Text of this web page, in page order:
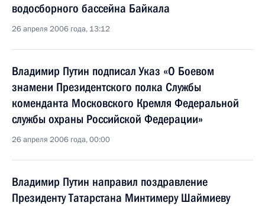
водосборного бассейна Байкала
26 апреля 2006 года, 13:12
Владимир Путин подписал Указ «О Боевом
знамени Президентского полка Службы
коменданта Московского Кремля Федеральной
службы охраны Российской Федерации»
26 апреля 2006 года, 00:00
Владимир Путин направил поздравление
Президенту Татарстана Минтимеру Шаймиеву